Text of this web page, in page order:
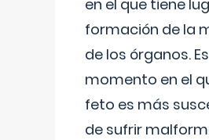
en el que tiene
formación de la
de los órganos.
momento en el
feto es más
de sufrir